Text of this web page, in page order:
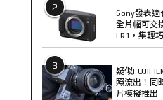
2
Sony發表適
全片幅可交
LR1，集輕
3
疑似
照流出！同
片模擬推出